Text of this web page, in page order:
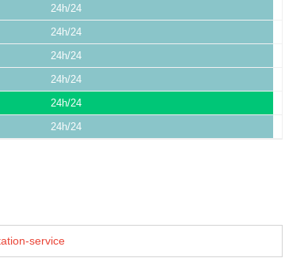
24h/24
24h/24
24h/24
24h/24
24h/24
24h/24
service